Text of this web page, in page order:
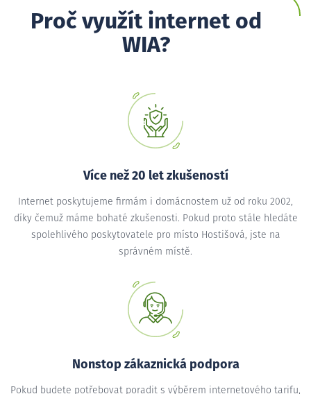
Proč využít internet od
WIA?
Více než 20 let zkušeností
Internet poskytujeme firmám i domácnostem už od roku 2002,
díky čemuž máme bohaté zkušenosti. Pokud proto stále hledáte
spolehlivého poskytovatele pro místo Hostišová, jste na
správném místě.
Nonstop zákaznická podpora
Pokud budete potřebovat poradit s výběrem internetového tarifu,